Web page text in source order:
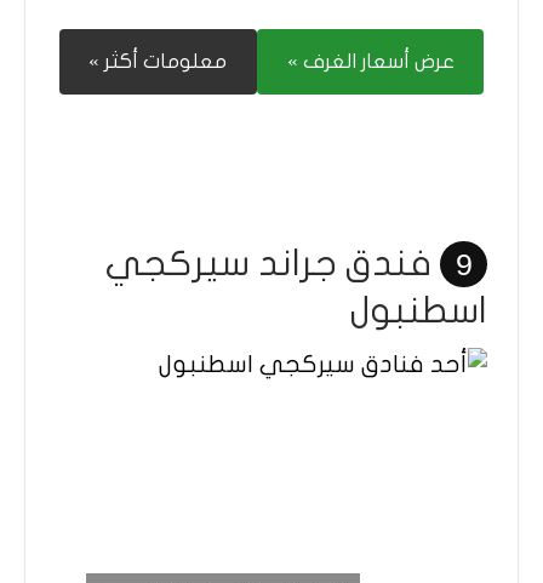
عرض أسعار الغرف » معلومات أكثر »
9
فندق جراند سيركجي
اسطنبول